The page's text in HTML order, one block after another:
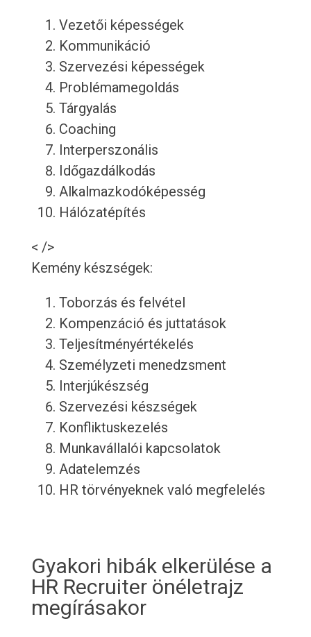
Vezetői képességek
Kommunikáció
Szervezési képességek
Problémamegoldás
Tárgyalás
Coaching
Interperszonális
Időgazdálkodás
Alkalmazkodóképesség
Hálózatépítés
< />
Kemény készségek:
Toborzás és felvétel
Kompenzáció és juttatások
Teljesítményértékelés
Személyzeti menedzsment
Interjúkészség
Szervezési készségek
Konfliktuskezelés
Munkavállalói kapcsolatok
Adatelemzés
HR törvényeknek való megfelelés
Gyakori hibák elkerülése a
HR Recruiter önéletrajz
megírásakor